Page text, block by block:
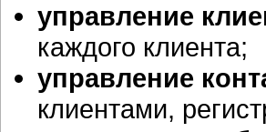
управление
каждого клиента;
управление
клиентами,